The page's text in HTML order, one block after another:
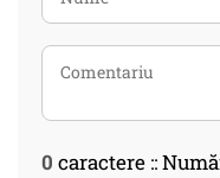
0 caractere ::